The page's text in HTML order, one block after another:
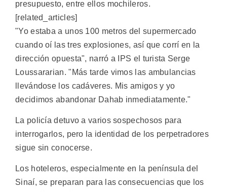
presupuesto, entre ellos mochileros.
[related_articles]
"Yo estaba a unos 100 metros del supermercado
cuando oí las tres explosiones, así que corrí en la
dirección opuesta", narró a IPS el turista Serge
Loussararian. "Más tarde vimos las ambulancias
llevándose los cadáveres. Mis amigos y yo
decidimos abandonar Dahab inmediatamente."
La policía detuvo a varios sospechosos para
interrogarlos, pero la identidad de los perpetradores
sigue sin conocerse.
Los hoteleros, especialmente en la península del
Sinaí, se preparan para las consecuencias que los